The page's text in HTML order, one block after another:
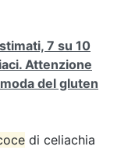
7 su 10
Attenzione
del gluten
di celiachia